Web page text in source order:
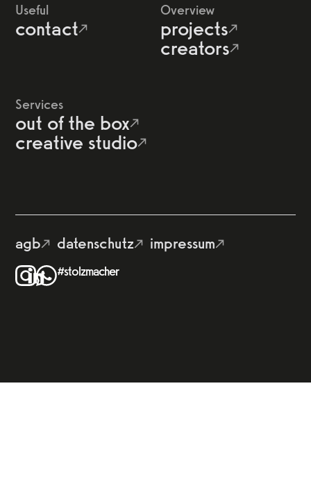
Useful
contact
Overview
projects
creators
Services
out of the box
creative studio
#stolzmacher
agb datenschutz impressum